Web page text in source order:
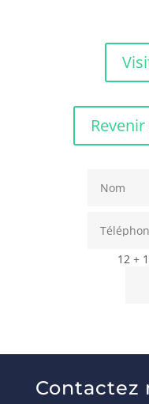
12 +
Contactez